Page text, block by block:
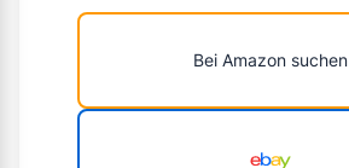
Bei Amazon suchen